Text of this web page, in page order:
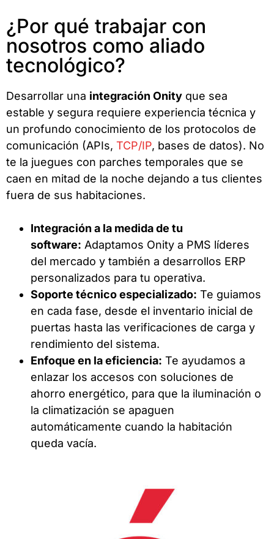
¿Por qué trabajar con
nosotros como aliado
tecnológico?
Desarrollar una integración Onity que sea
estable y segura requiere experiencia técnica y
un profundo conocimiento de los protocolos de
comunicación (APIs, TCP/IP, bases de datos). No
te la juegues con parches temporales que se
caen en mitad de la noche dejando a tus clientes
fuera de sus habitaciones.
Integración a la medida de tu
software: Adaptamos Onity a PMS líderes
del mercado y también a desarrollos ERP
personalizados para tu operativa.
Soporte técnico especializado: Te guiamos
en cada fase, desde el inventario inicial de
puertas hasta las verificaciones de carga y
rendimiento del sistema.
Enfoque en la eficiencia: Te ayudamos a
enlazar los accesos con soluciones de
ahorro energético, para que la iluminación o
la climatización se apaguen
automáticamente cuando la habitación
queda vacía.